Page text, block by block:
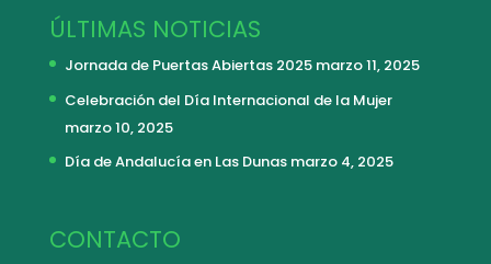
ÚLTIMAS NOTICIAS
Jornada de Puertas Abiertas 2025 marzo 11, 2025
Celebración del Día Internacional de la Mujer
marzo 10, 2025
Día de Andalucía en Las Dunas marzo 4, 2025
CONTACTO